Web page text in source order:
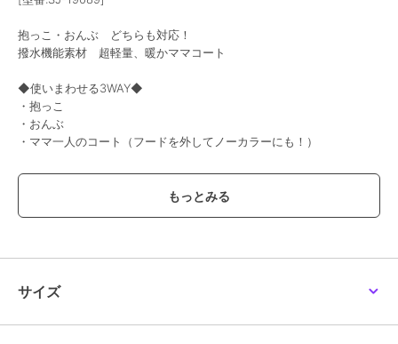
抱っこ・おんぶ どちらも対応！
撥水機能素材 超軽量、暖かママコート
◆使いまわせる3WAY◆
・抱っこ
・おんぶ
・ママ一人のコート（フードを外してノーカラーにも！）
■素材
マットで上品な中綿キルティング素材
◯世界基準の品質管理
■デザイン
ママコートに見えない着痩せシルエット
サイズ